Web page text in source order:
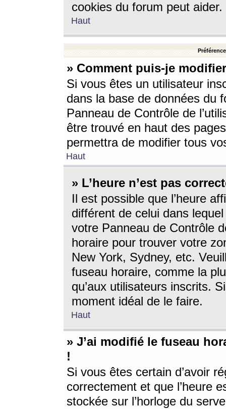
cookies du forum peut aider.
Haut
» Comment puis-je
Si vous êtes un utilisateur
dans la base de données du
Panneau de Contrôle de
être trouvé en haut des
permettra de modifier tous
Haut
» L’heure n’est pas
Il est possible que l’heure
différent de celui dans
votre Panneau de Contrôle
horaire pour trouver votre
New York, Sydney, etc.
fuseau horaire, comme la
qu’aux utilisateurs inscrits.
moment idéal de le faire.
Haut
» J’ai modifié le fuseau
!
Si vous êtes certain d’avoir
correctement et que l’heure
stockée sur l’horloge du